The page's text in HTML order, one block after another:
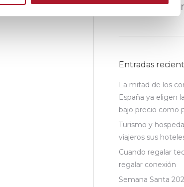
valor de
Entradas
La mitad de los
España ya eligen
bajo precio como
Turismo y
viajeros sus
Cuando regalar
regalar conexión
Semana Santa